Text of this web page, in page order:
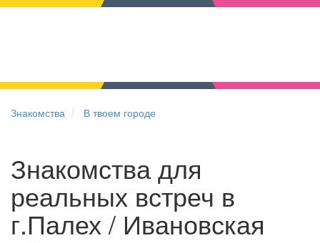
Знакомства В твоем городе
Знакомства для
реальных встреч в
г.Палех / Ивановская